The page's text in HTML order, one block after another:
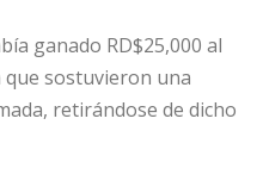
ganado RD$25,000 al
sostuvieron una
retirándose de dicho